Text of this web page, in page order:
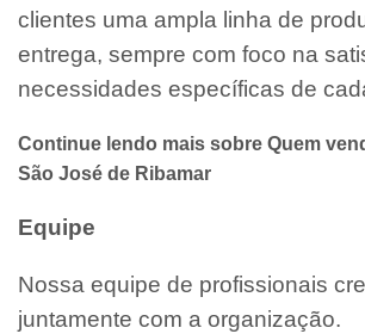
clientes uma ampla linha de
entrega, sempre com foco na
necessidades específicas de
Continue lendo mais sobre Quem
São José de Ribamar
Equipe
Nossa equipe de profissionais
juntamente com a organização.